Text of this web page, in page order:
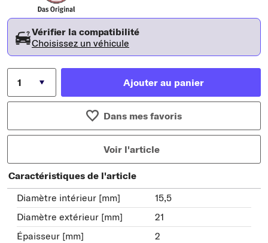
Vérifier la compatibilité
Choisissez un véhicule
Ajouter au panier
Dans mes favoris
Voir l'article
Caractéristiques de l'article
Diamètre intérieur [mm]
15,5
Diamètre extérieur [mm]
21
Épaisseur [mm]
2